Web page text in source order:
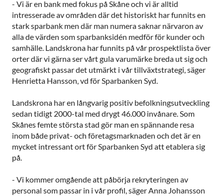
- Vi är en bank med fokus på Skåne och vi är alltid
intresserade av områden där det historiskt har funnits en
stark sparbank men där man numera saknar närvaron av
alla de värden som sparbanksidén medför för kunder och
samhälle. Landskrona har funnits på vår prospektlista över
orter där vi gärna ser vårt gula varumärke breda ut sig och
geografiskt passar det utmärkt i vår tillväxtstrategi, säger
Henrietta Hansson, vd för Sparbanken Syd.
Landskrona har en långvarig positiv befolkningsutveckling
sedan tidigt 2000-tal med drygt 46.000 invånare. Som
Skånes femte största stad gör man en spännande resa
inom både privat- och företagsmarknaden och det är en
mycket intressant ort för Sparbanken Syd att etablera sig
på.
- Vi kommer omgående att påbörja rekryteringen av
personal som passar in i vår profil, säger Anna Johansson